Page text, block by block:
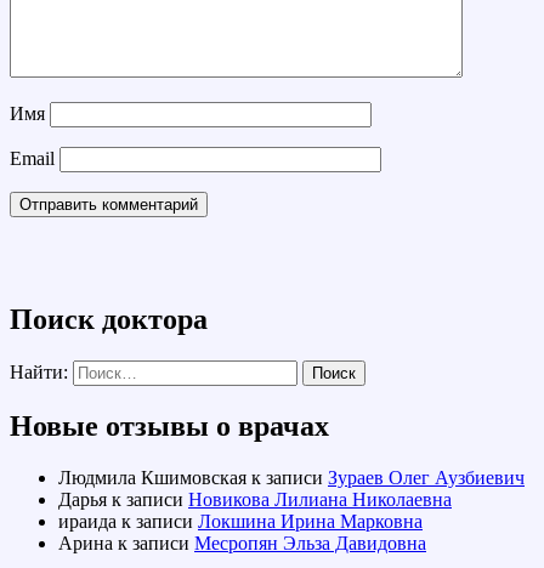
Имя
Email
Поиск доктора
Найти:
Новые отзывы о врачах
Людмила Кшимовская к записи Зураев Олег Аузбиевич
Дарья к записи Новикова Лилиана Николаевна
ираида к записи Локшина Ирина Марковна
Арина к записи Месропян Эльза Давидовна